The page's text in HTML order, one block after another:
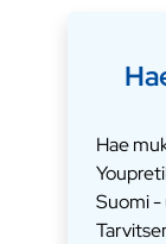
Hae
Suomi -